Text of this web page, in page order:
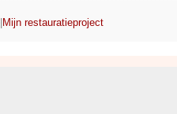
Mijn restauratieproject